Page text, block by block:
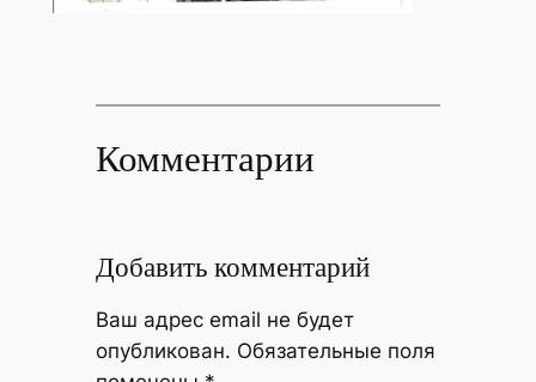
Комментарии
Добавить комментарий
Ваш адрес email не будет
опубликован. Обязательные поля